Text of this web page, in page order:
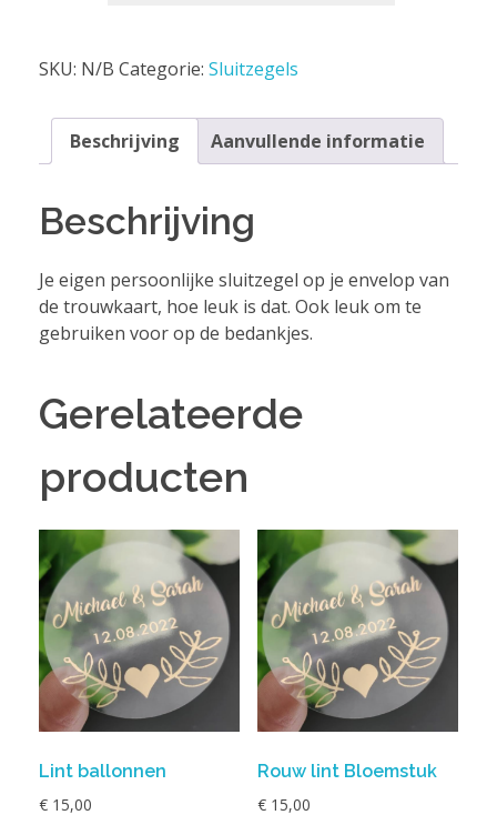
SKU: N/B Categorie: Sluitzegels
Beschrijving Aanvullende informatie
Beschrijving
Je eigen persoonlijke sluitzegel op je envelop van
de trouwkaart, hoe leuk is dat. Ook leuk om te
gebruiken voor op de bedankjes.
Gerelateerde
producten
Lint ballonnen
€ 15,00
Rouw lint Bloemstuk
€15,00